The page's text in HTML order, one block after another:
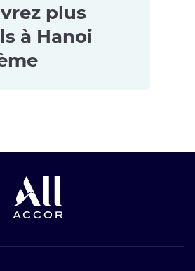
plus
à Hanoi
Hôtels
4 étoiles à